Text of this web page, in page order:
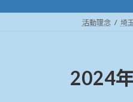
活動理念 埼
2024